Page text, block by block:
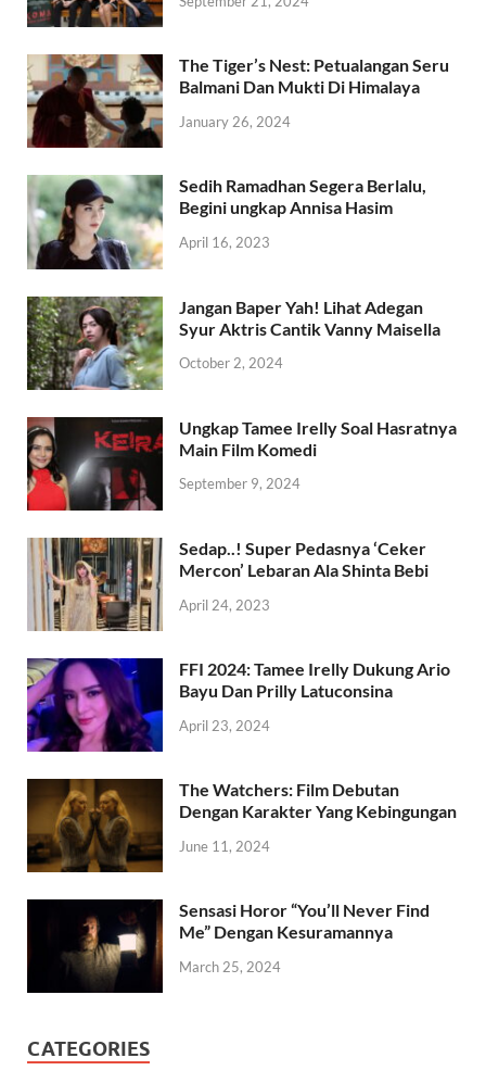
The Tiger’s Nest: Petualangan Seru
Balmani Dan Mukti Di Himalaya
January 26, 2024
Sedih Ramadhan Segera Berlalu,
Begini ungkap Annisa Hasim
April 16, 2023
Jangan Baper Yah! Lihat Adegan
Syur Aktris Cantik Vanny Maisella
October 2, 2024
Ungkap Tamee Irelly Soal Hasratnya
Main Film Komedi
September 9, 2024
Sedap..! Super Pedasnya ‘Ceker
Mercon’ Lebaran Ala Shinta Bebi
April 24, 2023
FFI 2024: Tamee Irelly Dukung Ario
Bayu Dan Prilly Latuconsina
April 23, 2024
The Watchers: Film Debutan
Dengan Karakter Yang Kebingungan
June 11, 2024
Sensasi Horor “You’ll Never Find
Me” Dengan Kesuramannya
March 25, 2024
CATEGORIES